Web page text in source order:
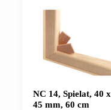
NC 14, Spielat, 40 x
45 mm, 60 cm